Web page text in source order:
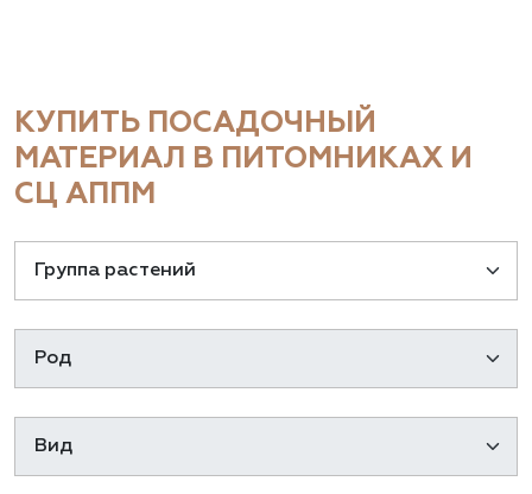
КУПИТЬ ПОСАДОЧНЫЙ
МАТЕРИАЛ В ПИТОМНИКАХ И
СЦ АППМ